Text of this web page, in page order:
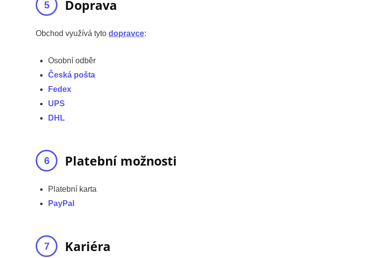
Doprava
Obchod využívá tyto dopravce:
Osobní odběr
Česká pošta
Fedex
UPS
DHL
Platební možnosti
Platební karta
PayPal
Kariéra